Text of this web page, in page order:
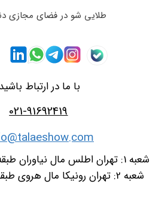
شعبه 1: تهران اطلس مال نیاوران طبقه G4 شماره 4038
شعبه 2: تهران رونیکا مال هروی طبقه اول شماره 136
طلایی شو در فضای مجازی
021-91692419
با ما در ارتباط باشید